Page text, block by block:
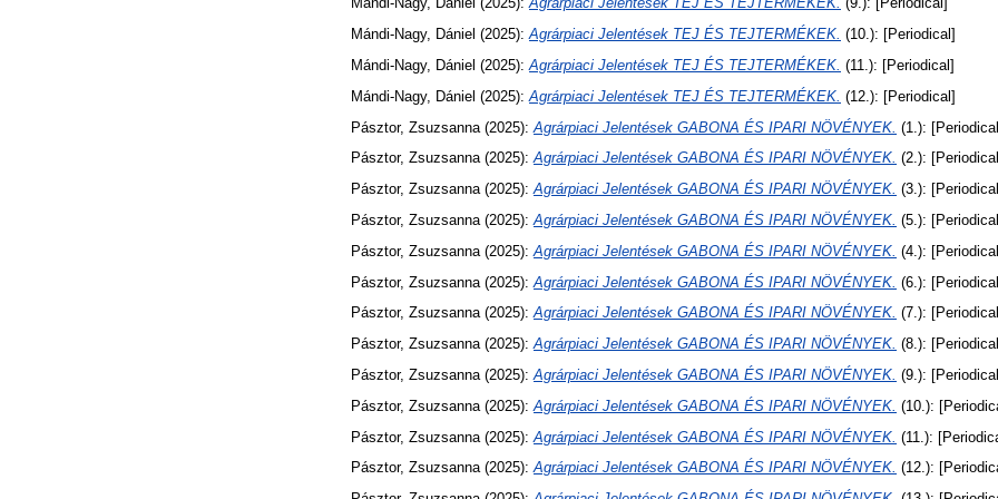
Mándi-Nagy, Dániel (2025):Agrárpiaci Jelentések TEJ ÉS TEJTERMÉKEK. (10.): [Periodical]
Mándi-Nagy, Dániel (2025): Agrárpiaci Jelentések TEJ ÉS TEJTERMÉKEK. (11.): [Periodical]
Mándi-Nagy, Dániel (2025): Agrárpiaci Jelentések TEJ ÉS TEJTERMÉKEK. (12.): [Periodical]
Pásztor, Zsuzsanna (2025): Agrárpiaci Jelentések GABONA ÉS IPARI NÖVÉNYEK. (1.):
Pásztor, Zsuzsanna(2025):Agrárpiaci Jelentések GABONA ÉS IPARI NÖVÉNYEK. (2.):
Pásztor, Zsuzsanna(2025):Agrárpiaci Jelentések GABONA ÉS IPARI NÖVÉNYEK. (3.):
Pásztor, Zsuzsanna (2025): Agrárpiaci Jelentések GABONA ÉS IPARI NÖVÉNYEK. (5.):
Pásztor, Zsuzsanna (2025): Agrárpiaci Jelentések GABONA ÉS IPARI NÖVÉNYEK. (4.):
Pásztor, Zsuzsanna (2025): Agrárpiaci Jelentések GABONA ÉS IPARI NÖVÉNYEK. (6.):
Pásztor, Zsuzsanna(2025):Agrárpiaci Jelentések GABONA ÉS IPARI NÖVÉNYEK. (7.):
Pásztor, Zsuzsanna(2025):Agrárpiaci Jelentések GABONA ÉS IPARI NÖVÉNYEK. (8.):
Pásztor, Zsuzsanna (2025): Agrárpiaci Jelentések GABONA ÉS IPARI NÖVÉNYEK. (9.):
Pásztor, Zsuzsanna (2025): Agrárpiaci Jelentések GABONA ÉS IPARI NÖVÉNYEK. (10.):
Pásztor, Zsuzsanna (2025): Agrárpiaci Jelentések GABONA ÉS IPARI NÖVÉNYEK. (11.):
Pásztor, Zsuzsanna(2025):Agrárpiaci Jelentések GABONA ÉS IPARI NÖVÉNYEK. (12.):